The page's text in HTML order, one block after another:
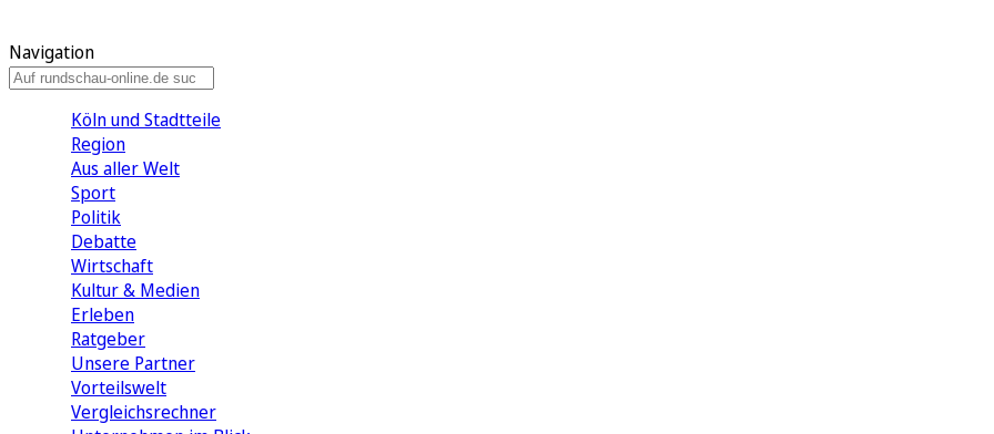
Navigation
Köln und Stadtteile
Region
Aus aller Welt
Sport
Politik
Debatte
Wirtschaft
Kultur & Medien
Erleben
Ratgeber
Unsere Partner
Vorteilswelt
Vergleichsrechner